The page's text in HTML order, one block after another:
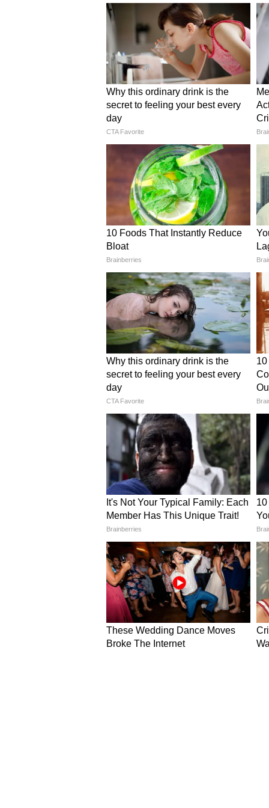
राज्यों में शामिल होगा।
केज कल्चर से 4 लाख टन
समझौते के दौरान जानकारी दी गई कि
आधुनिक, निर्यातोन्मुखी और मूल्य
निवेश को बढ़ावा दिया जा रहा है। इस
जलाशयों में केज कल्चर के साथ बैकवर्ड
विकसित किया जाएगा। इससे प्रदेश में
है।
एक्वापोनिक्स और
इस परियोजना के तहत मत्स्य पालन के
का भी उपयोग किया जाएगा। इन
टन सब्जियों का उत्पादन होने का
किसानों और उद्यमियों के लिए आय के
35 हजार लोगों को मिलेगा
सरकार के अनुसार इस महत्वाकांक्षी
रोजगार के अवसर पैदा होंगे। इसके
निर्यात का लक्ष्य निर्धारित किया
समुदाय को सीधा लाभ मिलेगा और
मध्यप्रदेश को मत्स्य निवेश और
यह समझौता मध्यप्रदेश को देश का
कदम माना जा रहा है। ज़बेदी अल-
क्वालिटी फूड, डिब्बाबंद खाद्य उत्पाद
केयर एक क्लस्टर आधारित
और उनके व्यवसाय को बढ़ाने का कार्य
प्राप्त है।